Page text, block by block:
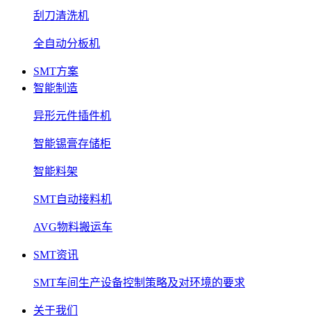
刮刀清洗机
全自动分板机
SMT方案
智能制造
异形元件插件机
智能锡膏存储柜
智能料架
SMT自动接料机
AVG物料搬运车
SMT资讯
SMT车间生产设备控制策略及对环境的要求
关于我们